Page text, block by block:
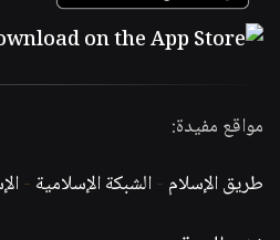
مواقع مفيدة:
طريق الإسلام -الشبكة الإسلامية -